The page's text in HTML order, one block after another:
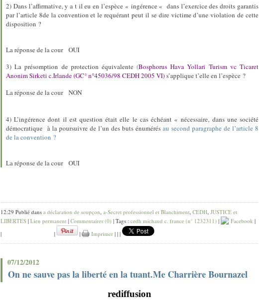
2) Dans l’affirmative, y a t il eu en l’espèce « ingérence « dans l’exercice des droits garantis
par l’article 8de la convention et le requérant peut il se dire victime d’une violation de cette
disposition ?
La réponse de la cour OUI
3) La présomption de protection équivalente(Bosphorus Hava Yollari Turism vc Ticaret
Anonim Sirketi c.Irlande (GC° n°45036/98 CEDH 2005 VI)s’applique t’elle en l’espèce ?
La réponse de la cour NON
4) L’ingérence dont il est question était elle le cas échéant « nécessaire, dans une société
démocratique à la poursuivre de l’un des buts énumérés au second paragraphe de l’article 8
de la convention ?
La réponse de la cour OUI
12:29 Publié dans a déclaration de soupçon, a-Secret professionnel et Blanchiment, CEDH, JUSTICE et
LIBERTES | Lien permanent | Commentaires (0) | Tags : cedh michaud c. france (n° 1232311) | Facebook |
|
| | Imprimer | | |
07/12/2012
On ne sauve pas la liberté en la tuant.Me Charrière Bournazel
rediffusion